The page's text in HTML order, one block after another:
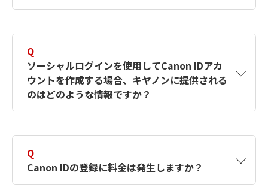
す。詳しい作成方法は【カメラ】Canon IDとは
何ですか？Canon IDの作成方法は？をご確認く
ださい。
Q
ソーシャルログインを使用してCanon IDアカ
ウントを作成する場合、キヤノンに提供される
のはどのような情報ですか？
択したサービスから取得します。アカウントを
簡単に作成できるように、この情報を使用して
Canon IDの登録フォームを入力します。
Q
Canon IDの登録に料金は発生しますか？